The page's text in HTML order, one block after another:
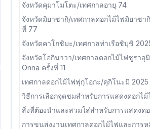
จังหวัดคุมาโมโตะ/เทศกาลอายุ 74
จังหวัดมิยาซากิ/เทศกาลดอกไม้ไฟมิยาซา
ที่ 77
จังหวัดคาโกชิมะ/เทศกาลท่าเรือชิบุชิ
จังหวัดโอกินาวา/เทศกาลดอกไม้ไฟชูราอุ
Onna ครั้งที่ 11
เทศกาลดอกไม้ไฟฟุกุโอกะ/คุกิโนะมิ 2025
วิธีการเลือกจุดชมสำหรับการแสดงดอกไม้
สิ่งที่ต้องนำและสวมใส่สำหรับการแสดงด
การขนส่งงานเทศกาลดอกไม้ไฟและการห